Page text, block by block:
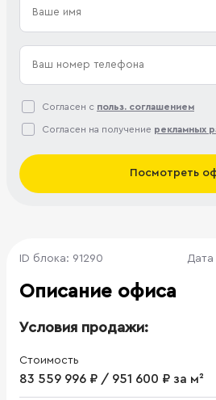
Согласен с польз. соглашением
Согласен на получение рекламных
Посмотреть
ID блока: 91290 Дата
Описание офиса
Условия продажи:
Стоимость
83 559 996 ₽ / 951 600 ₽ за м²